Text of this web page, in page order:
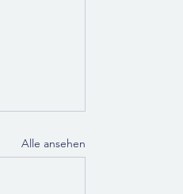
Alle ansehen